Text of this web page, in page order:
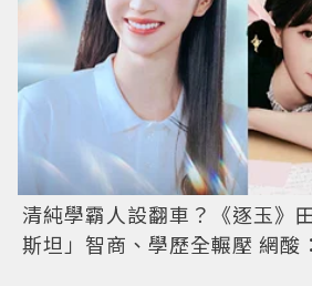
清純學霸人設翻車？《逐玉》
斯坦」智商、學歷全輾壓 網酸